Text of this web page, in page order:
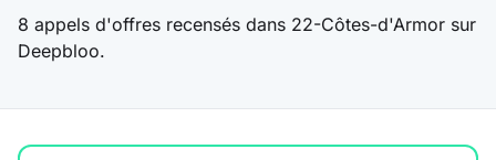
8 appels d'offres recensés dans 22-Côtes-d'Armor sur
Deepbloo.